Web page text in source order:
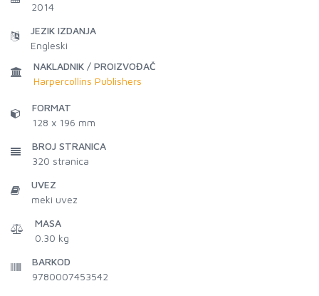
2014
JEZIK IZDANJA
Engleski
NAKLADNIK / PROIZVOĐAČ
Harpercollins Publishers
FORMAT
128 x 196 mm
BROJ STRANICA
320 stranica
UVEZ
meki uvez
MASA
0.30 kg
BARKOD
9780007453542